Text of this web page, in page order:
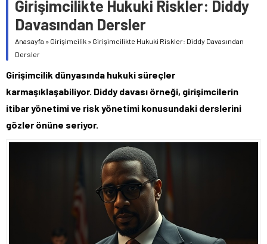
Girişimcilikte Hukuki Riskler: Diddy
Davasından Dersler
Anasayfa » Girişimcilik » Girişimcilikte Hukuki Riskler: Diddy Davasından
Dersler
Girişimcilik dünyasında hukuki süreçler
karmaşıklaşabiliyor. Diddy davası örneği, girişimcilerin
itibar yönetimi ve risk yönetimi konusundaki derslerini
gözler önüne seriyor.